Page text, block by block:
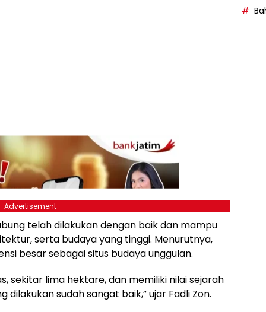
Advertisement
telah dilakukan dengan baik dan mampu
serta budaya yang tinggi. Menurutnya,
besar sebagai situs budaya unggulan.
sekitar lima hektare, dan memiliki nilai sejarah
dilakukan sudah sangat baik,” ujar Fadli Zon.